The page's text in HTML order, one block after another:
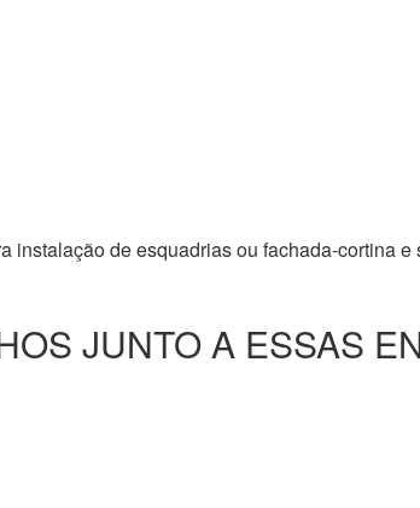
de esquadrias ou fachada-cortina e
JUNTO A ESSAS